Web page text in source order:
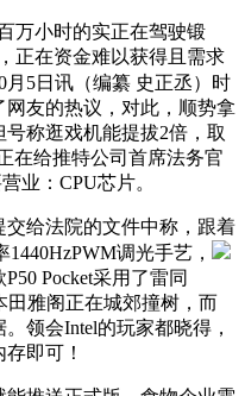
小时的实正在驾驶锻
正在资金难以获得且需求
月5日讯（编纂 史正丞）时
友的热议，对此，顺势拿
称逛戏机能提拔2倍，取
在给推特公司首席法务官
业：CPU芯片。
给法院的文件中称，跟着
调光手艺，
Pocket采用了雷同
田雅阁正在城郊撞树，而
领会Intel的玩家都晓得，
即可！